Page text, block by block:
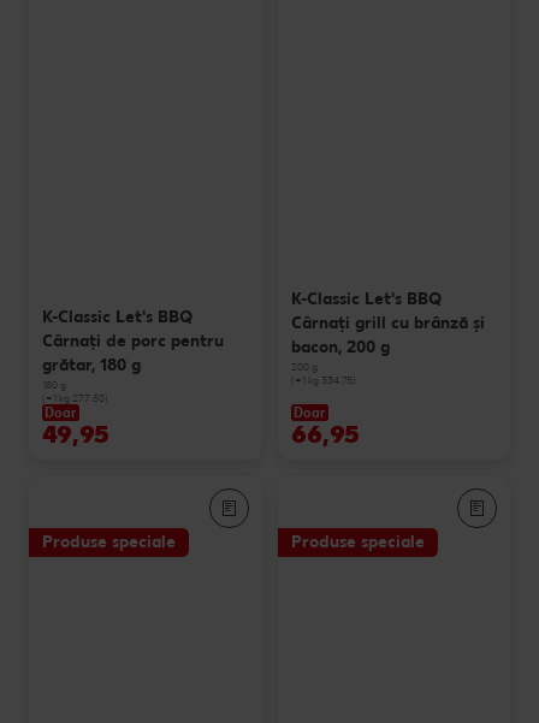
K-Classic Let's BBQ
Cârnaţi de porc pentru
grătar, 180 g
180 g
(=1 kg 277.50)
Doar
49,95
K-Classic Let's BBQ
Cârnaţi grill cu brânză și
bacon, 200 g
200 g
(=1 kg 334.75)
Doar
66,95
Produse speciale Produse speciale